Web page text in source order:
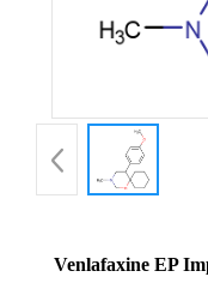
书
Venlafaxine EP